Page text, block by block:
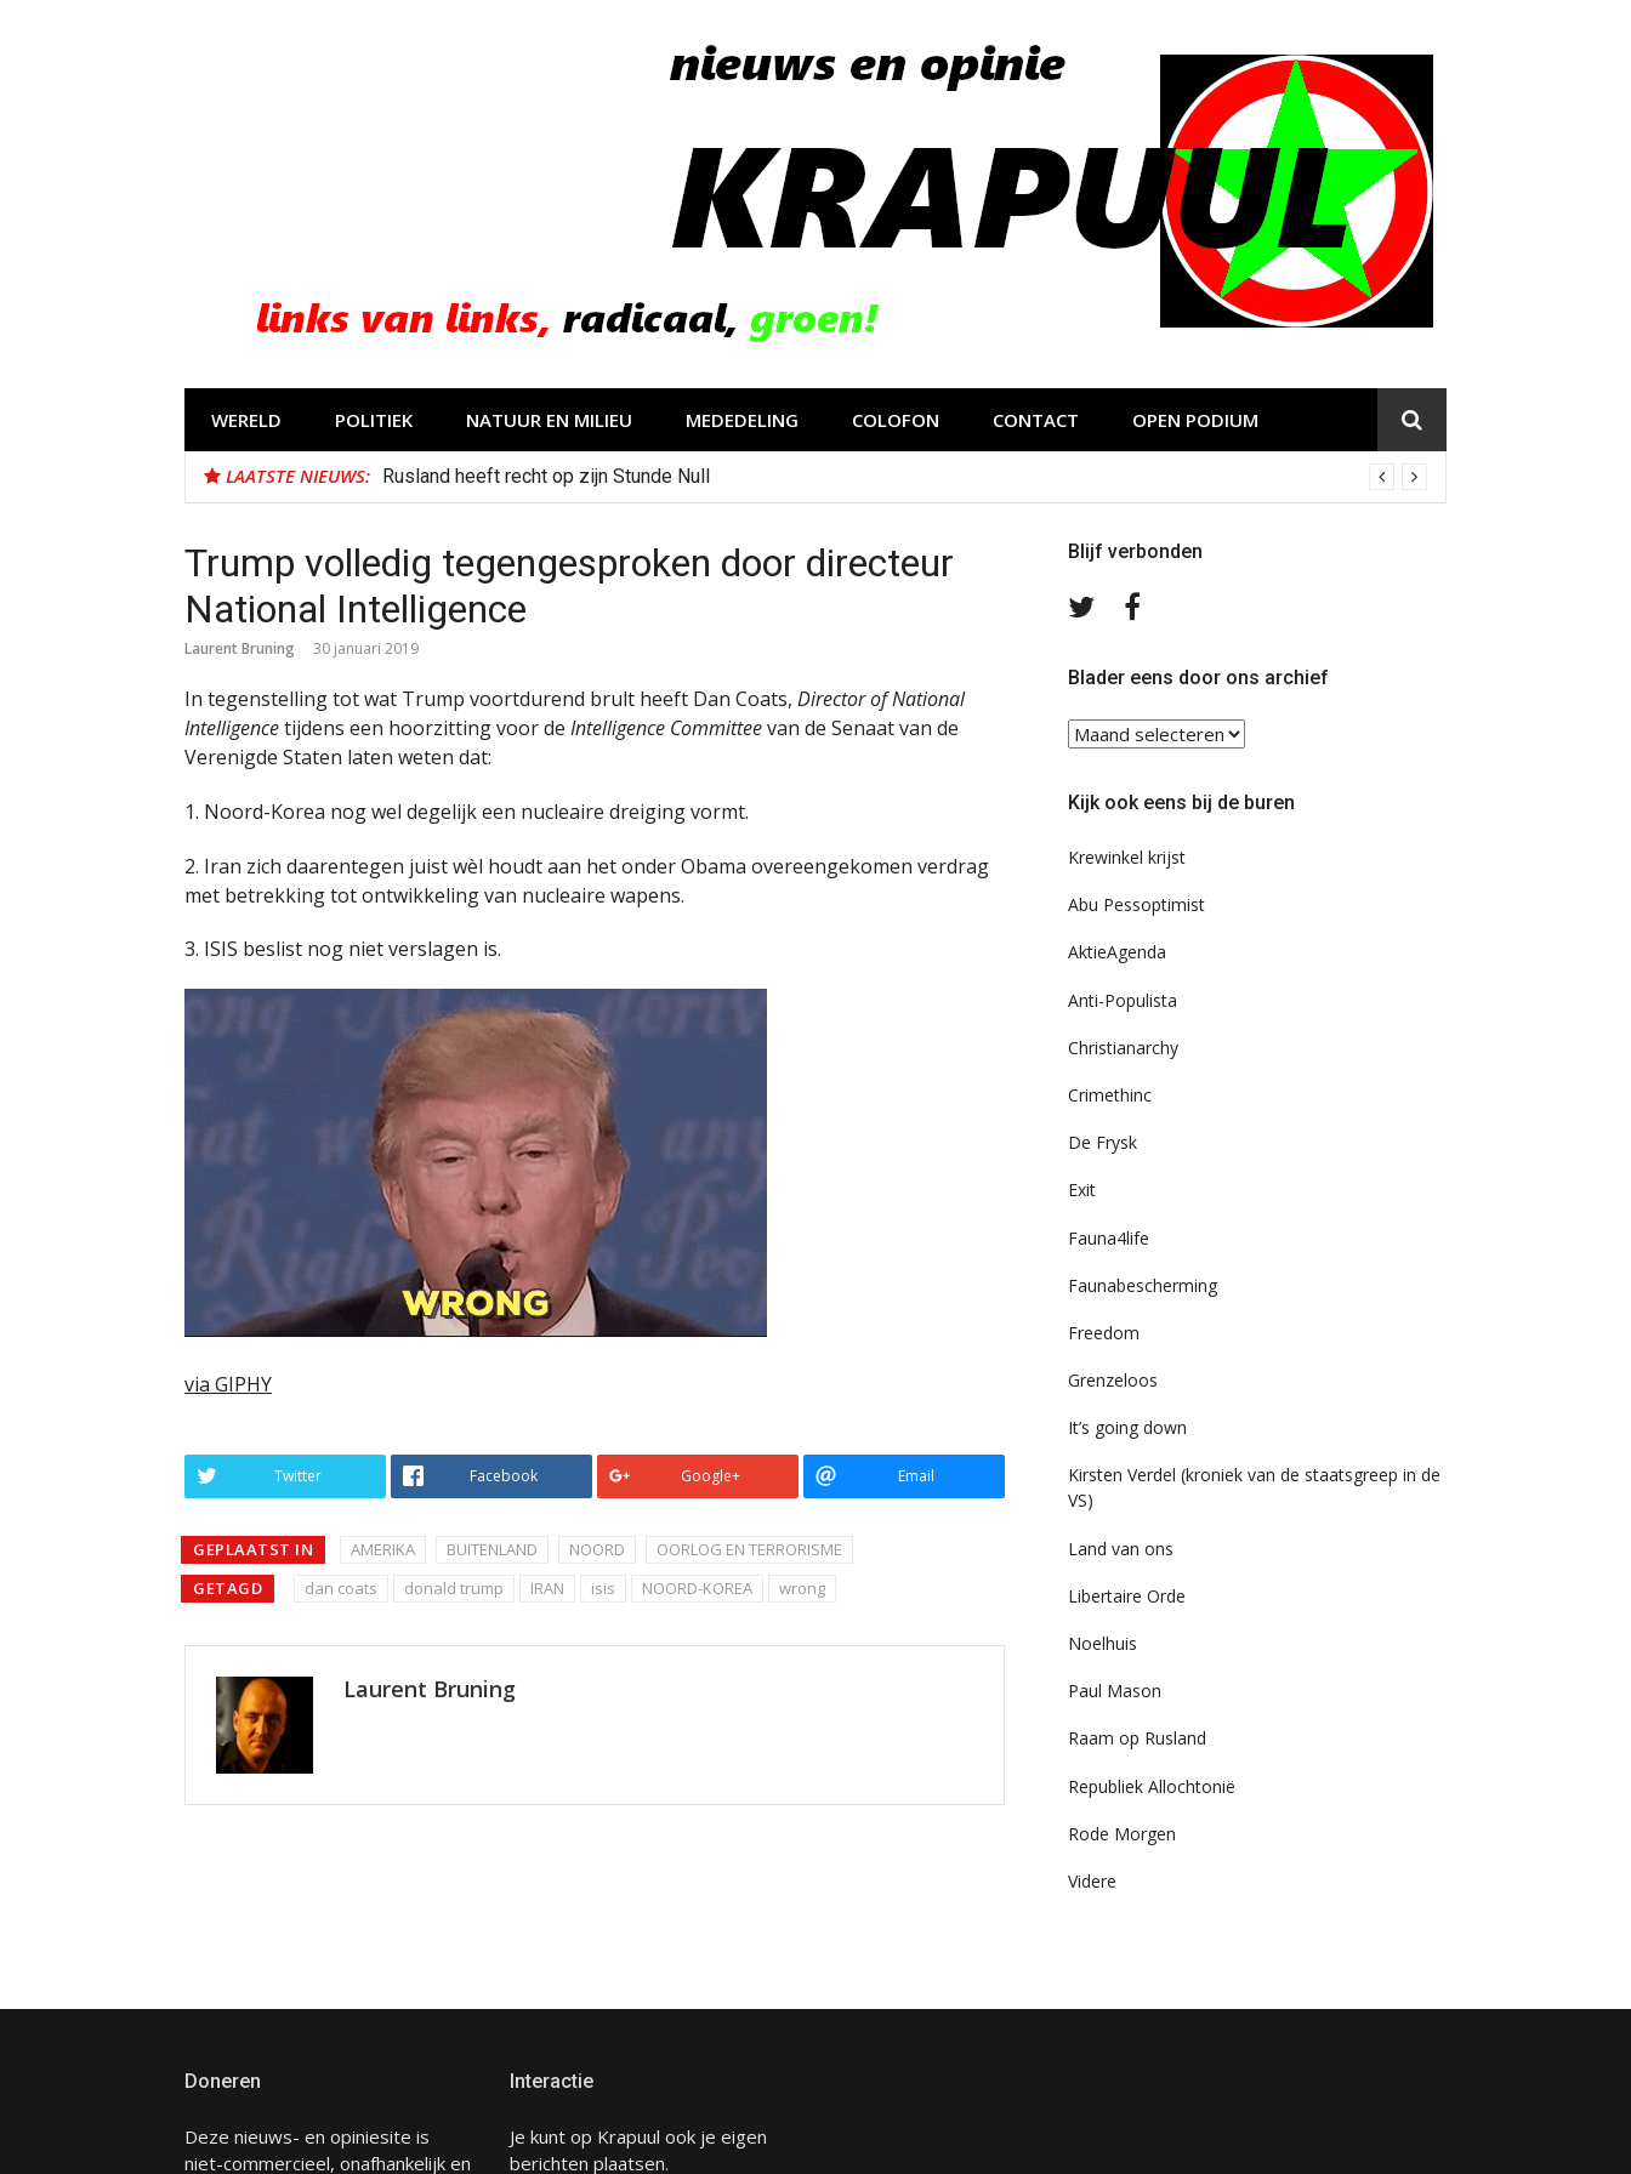
WERELD POLITIEK NATUUR EN MILIEU MEDEDELING COLOFON CONTACT OPEN PODIUM
LAATSTE NIEUWS: Rusland heeft recht op zijn Stunde Null
Trump volledig tegengesproken door directeur
National Intelligence
Laurent Bruning 30 januari 2019
In tegenstelling tot wat Trump voortdurend brult heeft Dan Coats, Director of National
Intelligencetijdens een hoorzitting voor de Intelligence Committeevan de Senaat van de
Verenigde Staten laten weten dat:
1. Noord-Korea nog wel degelijk een nucleaire dreiging vormt.
2. Iran zich daarentegen juist wèl houdt aan het onder Obama overeengekomen verdrag
met betrekking tot ontwikkeling van nucleaire wapens.
3. ISIS beslist nog niet verslagen is.
via GIPHY
Twitter Facebook Google+ Email
GEPLAATST IN AMERIKA BUITENLAND NOORD
OORLOG EN TERRORISME
GETAGD
dan coats donald trump IRAN isis NOORD-KOREA wrong
Laurent Bruning
Blijf verbonden
Volg
TwitterFacebook
Blader eens door ons archief
Blader
eens
ons
Kijk ook eens bij de buren
Krewinkel krijst
Abu Pessoptimist
AktieAgenda
Anti-Populista
Christianarchy
Crimethinc
De Frysk
Exit
Fauna4life
Faunabescherming
Freedom
Grenzeloos
It’s going down
Kirsten Verdel (kroniek van de staatsgreep in de
VS)
Land van ons
Libertaire Orde
Noelhuis
Paul Mason
Raam op Rusland
Republiek Allochtonië
Rode Morgen
Videre
Doneren
Deze nieuws- en opiniesite is
niet-commercieel, onafhankelijk en
Interactie
Je kunt op Krapuul ook je eigen
berichten plaatsen.